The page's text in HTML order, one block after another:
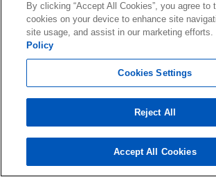
wir über das Wissen und die
individuellen
Datenrettung
Ontrack hat eine Reihe proprietärer
um Daten von durch Ransomware
By clicking “Accept All Cookies”, you agree to
cookies on your device to enhance site
site usage, and assist in our marketing efforts.
Policy
Cookies Settings
Reject All
Accept All Cookies